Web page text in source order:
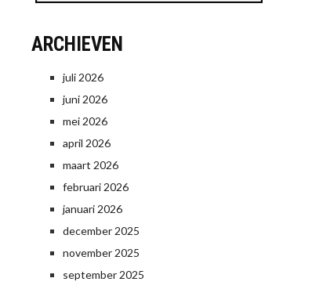
ARCHIEVEN
juli 2026
juni 2026
mei 2026
april 2026
maart 2026
februari 2026
januari 2026
december 2025
november 2025
september 2025